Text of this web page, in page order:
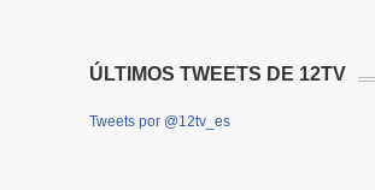
ÚLTIMOS TWEETS DE 12TV
Tweets por @12tv_es